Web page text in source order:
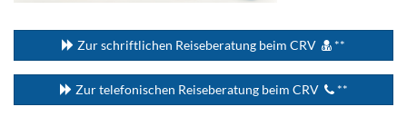
Zur schriftlichen Reiseberatung beim CRV **
Zur telefonischen Reiseberatung beim CRV **